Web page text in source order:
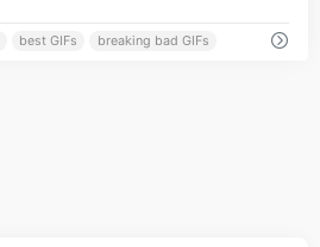
best GIFs breaking bad GIFs